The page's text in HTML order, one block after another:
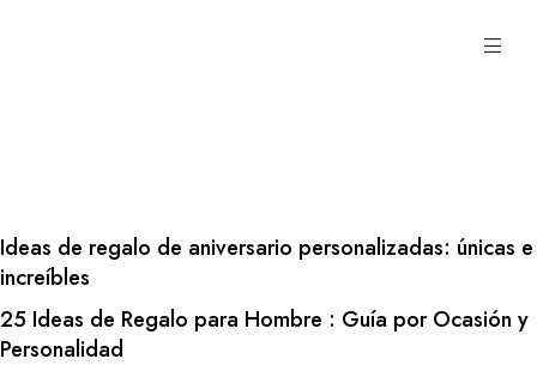
Ideas de regalo de aniversario personalizadas: únicas e
increíbles
25 Ideas de Regalo para Hombre : Guía por Ocasión y
Personalidad
toda